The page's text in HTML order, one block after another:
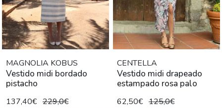
MAGNOLIA KOBUS
Vestido midi bordado
pistacho
137,40€ 229,0€
CENTELLA
Vestido midi drapeado
estampado rosa palo
62,50€ 125,0€